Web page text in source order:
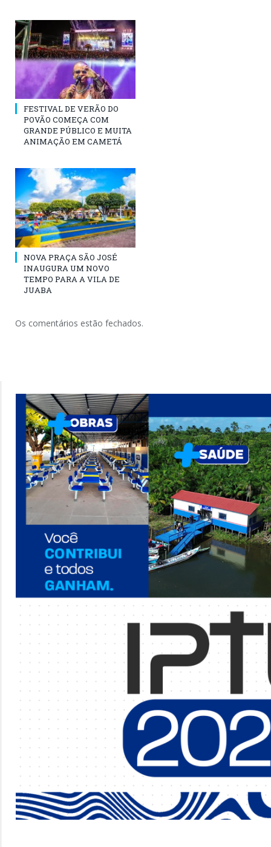
FESTIVAL DE VERÃO DO
POVÃO COMEÇA COM
GRANDE PÚBLICO E MUITA
ANIMAÇÃO EM CAMETÁ
NOVA PRAÇA SÃO JOSÉ
INAUGURA UM NOVO
TEMPO PARA A VILA DE
JUABA
Os comentários estão fechados.